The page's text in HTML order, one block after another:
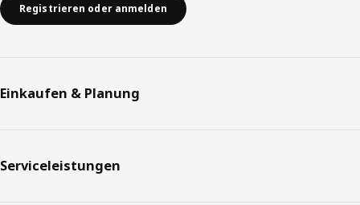
Registrieren oder anmelden
Einkaufen & Planung
Serviceleistungen